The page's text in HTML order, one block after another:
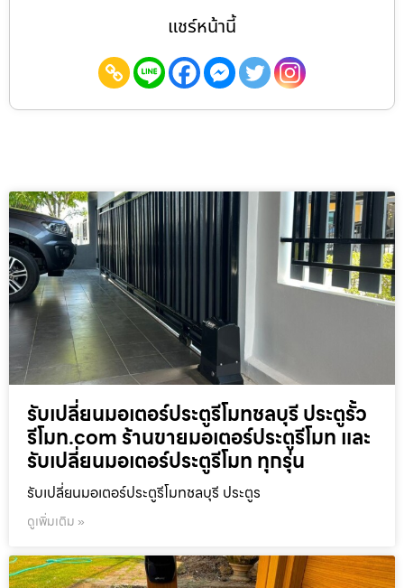
แชร์หน้านี้
รับเปลี่ยนมอเตอร์ประตูรีโมทชลบุรี ประตูรั้ว
รีโมท.com ร้านขายมอเตอร์ประตูรีโมท และ
รับเปลี่ยนมอเตอร์ประตูรีโมท ทุกรุ่น
รับเปลี่ยนมอเตอร์ประตูรีโมทชลบุรี ประตูร
ดูเพิ่มเติม »